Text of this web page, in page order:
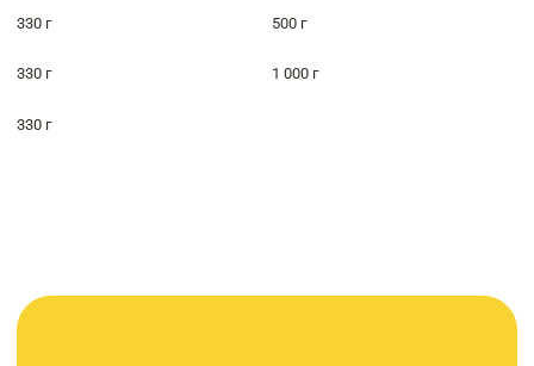
330 г 500 г
330 г 1 000 г
330 г